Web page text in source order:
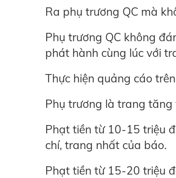
Ra phụ trương QC mà
Phụ trương QC không
phát hành cùng lúc với
Thực hiện quảng cáo
Phụ trương là trang
Phạt tiền từ 10-15 triệu
chí, trang nhất của báo.
Phạt tiền từ 15-20 triệu